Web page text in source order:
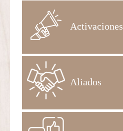
Activaciones
Aliados